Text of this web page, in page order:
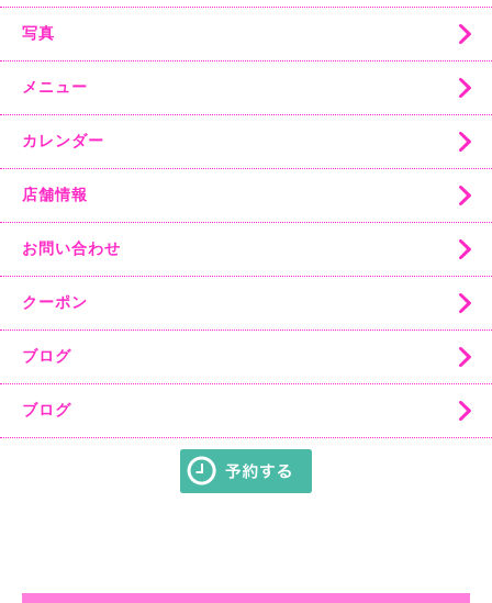
写真
メニュー
カレンダー
店舗情報
お問い合わせ
クーポン
ブログ
ブログ